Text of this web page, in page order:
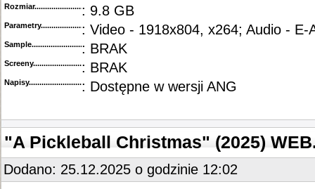
Rozmiar...........................................
: 9.8 GB
Parametry.........................................: Video - 1918x804, x264; Audio - E-
Sample............................................
: BRAK
Screeny...........................................
: BRAK
Napisy............................................: Dostępne w wersji ANG
"A Pickleball Christmas" (2025)
Dodano: 25.12.2025 o godzinie 12:02